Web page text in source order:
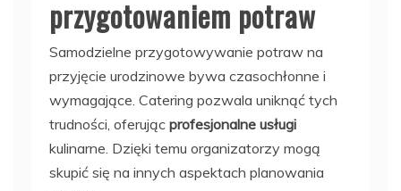
przygotowaniem potraw
Samodzielne przygotowywanie potraw na
przyjęcie urodzinowe bywa czasochłonne i
wymagające. Catering pozwala uniknąć tych
trudności, oferując profesjonalne usługi
kulinarne. Dzięki temu organizatorzy mogą
skupić się na innych aspektach planowania